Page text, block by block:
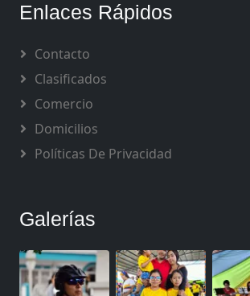
Enlaces Rápidos
Contacto
Clasificados
Comercio
Domicilios
Políticas De Privacidad
Galerías